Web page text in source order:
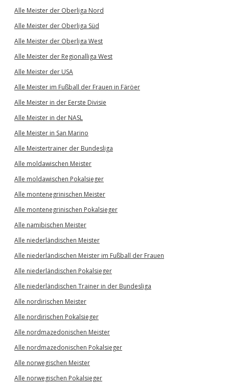
Alle Meister der Oberliga Nord
Alle Meister der Oberliga Süd
Alle Meister der Oberliga West
Alle Meister der Regionalliga West
Alle Meister der USA
Alle Meister im Fußball der Frauen in Färöer
Alle Meister in der Eerste Divisie
Alle Meister in der NASL
Alle Meister in San Marino
Alle Meistertrainer der Bundesliga
Alle moldawischen Meister
Alle moldawischen Pokalsieger
Alle montenegrinischen Meister
Alle montenegrinischen Pokalsieger
Alle namibischen Meister
Alle niederländischen Meister
Alle niederländischen Meister im Fußball der Frauen
Alle niederländischen Pokalsieger
Alle niederländischen Trainer in der Bundesliga
Alle nordirischen Meister
Alle nordirischen Pokalsieger
Alle nordmazedonischen Meister
Alle nordmazedonischen Pokalsieger
Alle norwegischen Meister
Alle norwegischen Pokalsieger